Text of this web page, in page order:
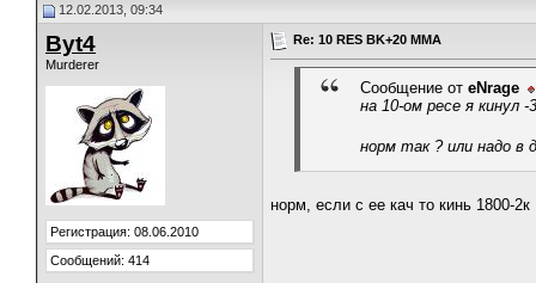
12.02.2013, 09:34
Byt4
Murderer
Регистрация: 08.06.2010
Сообщений: 414
Re: 10 RES BK+20 MMA
Сообщение от eNrage
на 10-ом ресе я кинул -
норм так ? или надо в
норм, если с ее кач то кинь 1800-